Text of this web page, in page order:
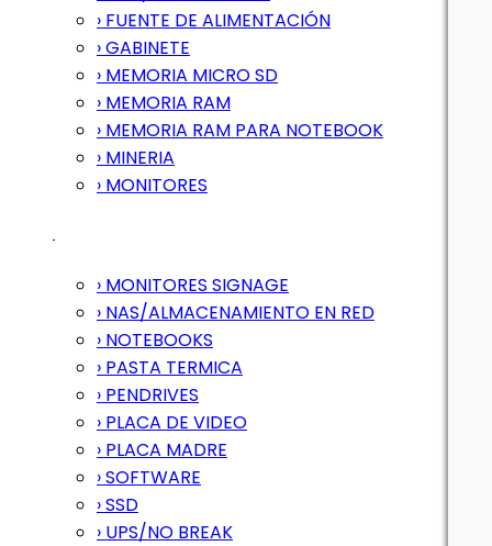
› FUENTE DE ALIMENTACIÓN
› GABINETE
› MEMORIA MICRO SD
› MEMORIA RAM
› MEMORIA RAM PARA NOTEBOOK
› MINERIA
› MONITORES
› MONITORES SIGNAGE
› NAS/ALMACENAMIENTO EN RED
› NOTEBOOKS
› PASTA TERMICA
› PENDRIVES
› PLACA DE VIDEO
› PLACA MADRE
› SOFTWARE
› SSD
› UPS/NO BREAK